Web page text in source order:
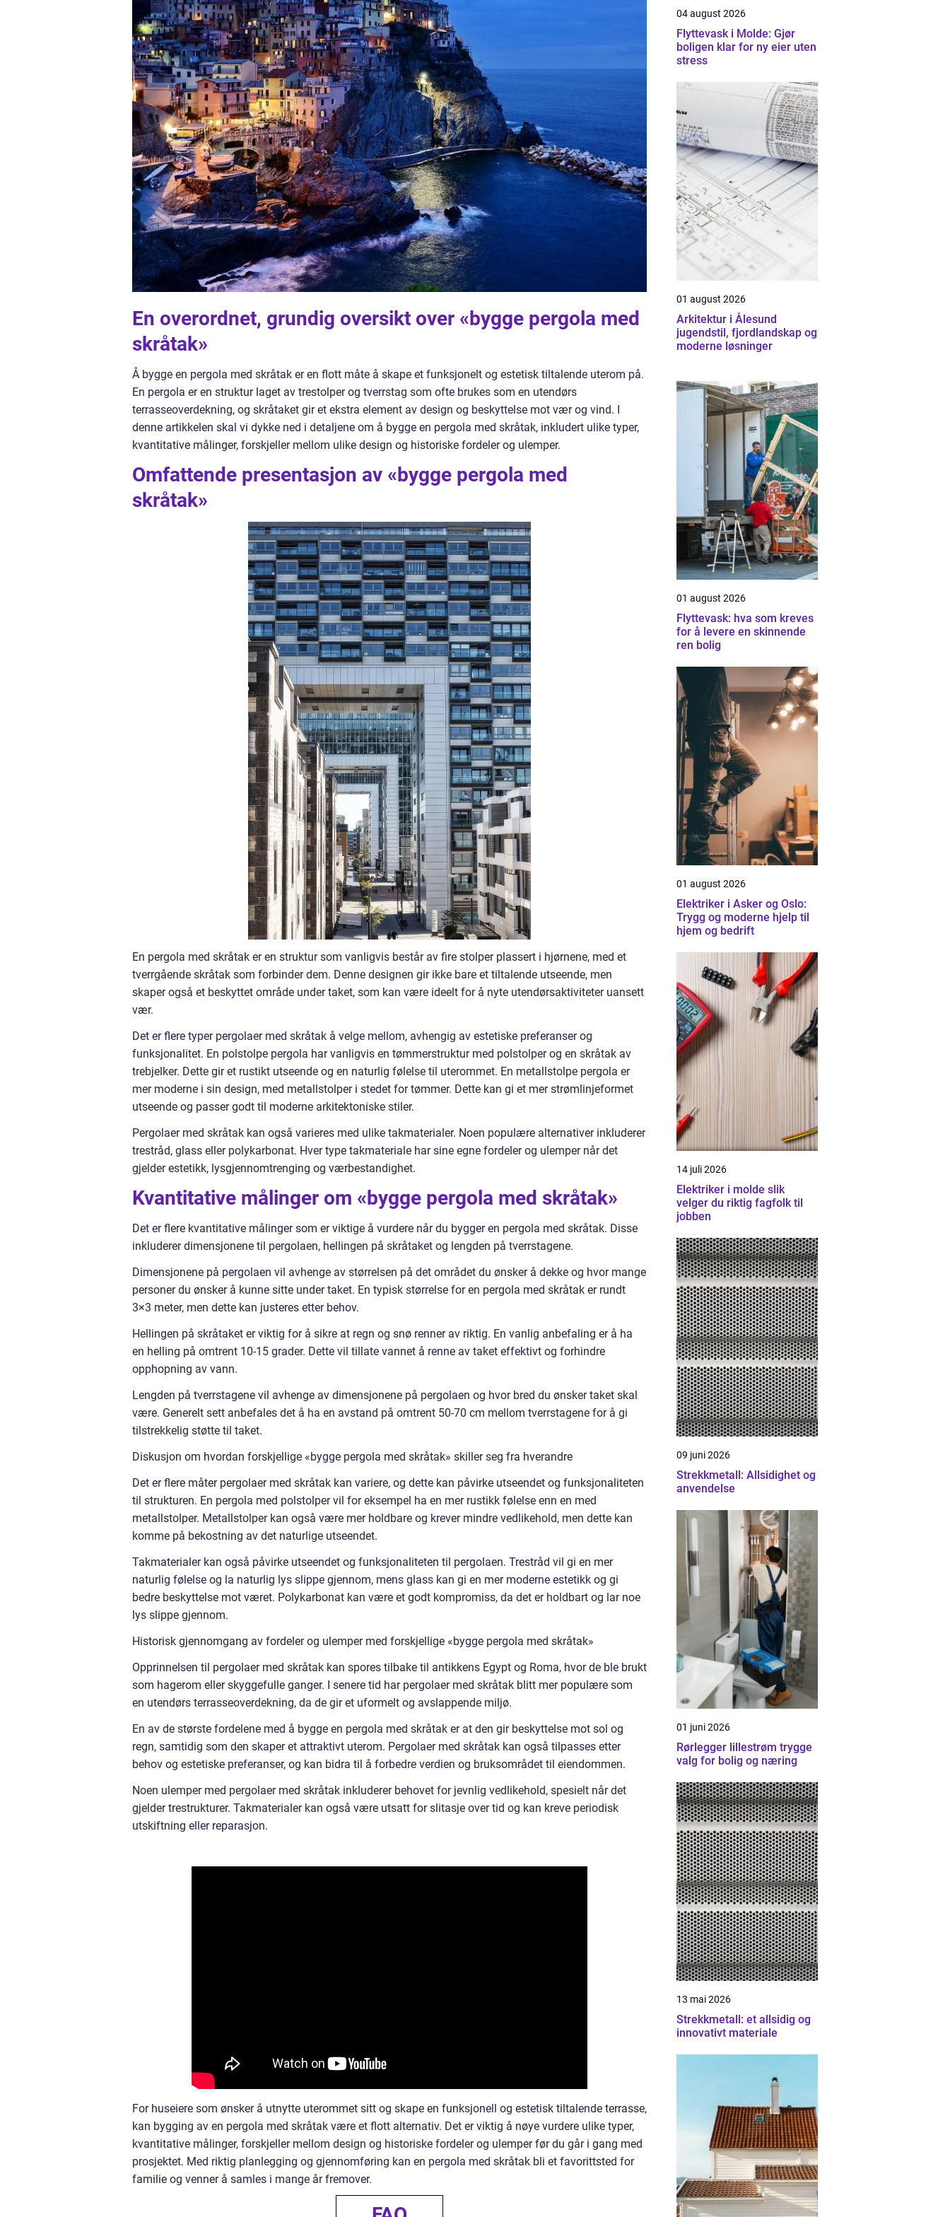
En overordnet, grundig oversikt over «bygge pergola med
skråtak»
Å bygge en pergola med skråtak er en flott måte å skape et funksjonelt og estetisk tiltalende uterom på.
En pergola er en struktur laget av trestolper og tverrstag som ofte brukes som en utendørs
terrasseoverdekning, og skråtaket gir et ekstra element av design og beskyttelse mot vær og vind. I
denne artikkelen skal vi dykke ned i detaljene om å bygge en pergola med skråtak, inkludert ulike typer,
kvantitative målinger, forskjeller mellom ulike design og historiske fordeler og ulemper.
Omfattende presentasjon av «bygge pergola med
skråtak»
En pergola med skråtak er en struktur som vanligvis består av fire stolper plassert i hjørnene, med et
tverrgående skråtak som forbinder dem. Denne designen gir ikke bare et tiltalende utseende, men
skaper også et beskyttet område under taket, som kan være ideelt for å nyte utendørsaktiviteter uansett
vær.
Det er flere typer pergolaer med skråtak å velge mellom, avhengig av estetiske preferanser og
funksjonalitet. En polstolpe pergola har vanligvis en tømmerstruktur med polstolper og en skråtak av
trebjelker. Dette gir et rustikt utseende og en naturlig følelse til uterommet. En metallstolpe pergola er
mer moderne i sin design, med metallstolper i stedet for tømmer. Dette kan gi et mer strømlinjeformet
utseende og passer godt til moderne arkitektoniske stiler.
Pergolaer med skråtak kan også varieres med ulike takmaterialer. Noen populære alternativer inkluderer
trestråd, glass eller polykarbonat. Hver type takmateriale har sine egne fordeler og ulemper når det
gjelder estetikk, lysgjennomtrenging og værbestandighet.
Kvantitative målinger om «bygge pergola med skråtak»
Det er flere kvantitative målinger som er viktige å vurdere når du bygger en pergola med skråtak. Disse
inkluderer dimensjonene til pergolaen, hellingen på skråtaket og lengden på tverrstagene.
Dimensjonene på pergolaen vil avhenge av størrelsen på det området du ønsker å dekke og hvor mange
personer du ønsker å kunne sitte under taket. En typisk størrelse for en pergola med skråtak er rundt
3×3 meter, men dette kan justeres etter behov.
Hellingen på skråtaket er viktig for å sikre at regn og snø renner av riktig. En vanlig anbefaling er å ha
en helling på omtrent 10-15 grader. Dette vil tillate vannet å renne av taket effektivt og forhindre
opphopning av vann.
Lengden på tverrstagene vil avhenge av dimensjonene på pergolaen og hvor bred du ønsker taket skal
være. Generelt sett anbefales det å ha en avstand på omtrent 50-70 cm mellom tverrstagene for å gi
tilstrekkelig støtte til taket.
Diskusjon om hvordan forskjellige «bygge pergola med skråtak» skiller seg fra hverandre
Det er flere måter pergolaer med skråtak kan variere, og dette kan påvirke utseendet og funksjonaliteten
til strukturen. En pergola med polstolper vil for eksempel ha en mer rustikk følelse enn en med
metallstolper. Metallstolper kan også være mer holdbare og krever mindre vedlikehold, men dette kan
komme på bekostning av det naturlige utseendet.
Takmaterialer kan også påvirke utseendet og funksjonaliteten til pergolaen. Trestråd vil gi en mer
naturlig følelse og la naturlig lys slippe gjennom, mens glass kan gi en mer moderne estetikk og gi
bedre beskyttelse mot været. Polykarbonat kan være et godt kompromiss, da det er holdbart og lar noe
lys slippe gjennom.
Historisk gjennomgang av fordeler og ulemper med forskjellige «bygge pergola med skråtak»
Opprinnelsen til pergolaer med skråtak kan spores tilbake til antikkens Egypt og Roma, hvor de ble brukt
som hagerom eller skyggefulle ganger. I senere tid har pergolaer med skråtak blitt mer populære som
en utendørs terrasseoverdekning, da de gir et uformelt og avslappende miljø.
En av de største fordelene med å bygge en pergola med skråtak er at den gir beskyttelse mot sol og
regn, samtidig som den skaper et attraktivt uterom. Pergolaer med skråtak kan også tilpasses etter
behov og estetiske preferanser, og kan bidra til å forbedre verdien og bruksområdet til eiendommen.
Noen ulemper med pergolaer med skråtak inkluderer behovet for jevnlig vedlikehold, spesielt når det
gjelder trestrukturer. Takmaterialer kan også være utsatt for slitasje over tid og kan kreve periodisk
utskiftning eller reparasjon.
For huseiere som ønsker å utnytte uterommet sitt og skape en funksjonell og estetisk tiltalende terrasse,
kan bygging av en pergola med skråtak være et flott alternativ. Det er viktig å nøye vurdere ulike typer,
kvantitative målinger, forskjeller mellom design og historiske fordeler og ulemper før du går i gang med
prosjektet. Med riktig planlegging og gjennomføring kan en pergola med skråtak bli et favorittsted for
familie og venner å samles i mange år fremover.
04 august 2026
Flyttevask i Molde: Gjør
boligen klar for ny eier uten
stress
01 august 2026
Arkitektur i Ålesund
jugendstil, fjordlandskap og
moderne løsninger
01 august 2026
Flyttevask: hva som kreves
for å levere en skinnende
ren bolig
01 august 2026
Elektriker i Asker og Oslo:
Trygg og moderne hjelp til
hjem og bedrift
14 juli 2026
Elektriker i molde slik
velger du riktig fagfolk til
jobben
09 juni 2026
Strekkmetall: Allsidighet og
anvendelse
01 juni 2026
Rørlegger lillestrøm trygge
valg for bolig og næring
13 mai 2026
Strekkmetall: et allsidig og
innovativt materiale